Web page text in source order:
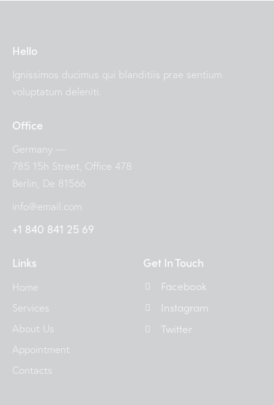
Hello
Ignissimos ducimus qui blanditiis prae sentium
voluptatum deleniti.
Office
Germany —
785 15h Street, Office 478
Berlin, De 81566
info@email.com
+1 840 841 25 69
Links
Home
Services
About Us
Appointment
Contacts
Get In Touch
Facebook
Instagram
Twitter